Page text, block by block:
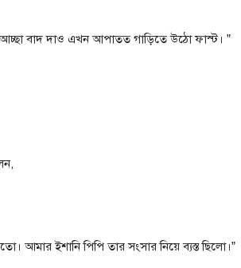
বাদ দাও এখন আপাতত গাড়িতে উঠো ফাস্ট। ”
ইশানি পিপি তার সংসার নিয়ে ব্যস্ত ছিলো।”